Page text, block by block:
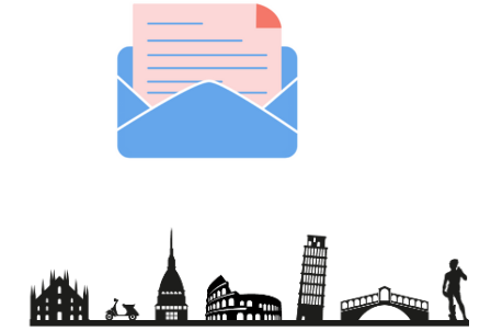
idealmente un tratto di quel fossato nella via Na Pøíkopì,
termine che tradotta in lingua italiana indica per
l'appunto via "dalla fossa" o anche "del fossatello".A
poche decine di metri da via Na Pøíkopì, non a caso, si
trova la stazione di linea metropolitana "Mustek". Il
termine "Mustek" infatti si può tradurre come il
di Praga, destinata generalmente solo ai ricchi e ai nobili
del tempo.Tra i luoghi da visitare nella città Vecchia ci
sono la Piazza della Città Vecchia o l'Orologio
astronomico. Lungo il fiume Vltava c'è il Quartiere
week-end speciale party music. Le bevande a prezzi
fenomenali, Music Club e il personale cordiale.Lunedi
Domenica 17:00–21:30FriendsBartolomejska 11,
Prague 1Bel bar e grande nel seminterrato di un edificio
nel centro della città vecchia di Praga.Lunedi Domenica
18:00–06:00Latimerie Club CafeSlezska 74 Prague
turisti.Lunedi Domenica 16:00– lateSaints BarPolska 32,
Prague 2 VinohradySaints è un bar piccolo situato
proprio nel cuore del quartiere gay di Praga, a due passi
da club Termix gay e vicino a molti altri bar e discoteche